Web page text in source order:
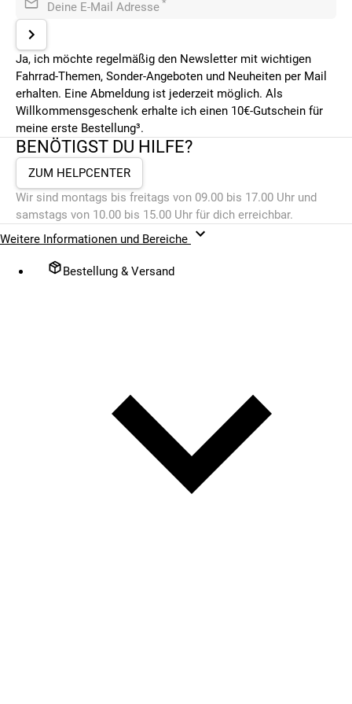
Deine E-Mail Adresse *
Ja, ich möchte regelmäßig den Newsletter mit wichtigen
Fahrrad-Themen, Sonder-Angeboten und Neuheiten per Mail
erhalten. Eine Abmeldung ist jederzeit möglich. Als
Willkommensgeschenk erhalte ich einen 10€-Gutschein für
meine erste Bestellung³.
BENÖTIGST DU HILFE?
ZUM HELPCENTER
Wir sind montags bis freitags von 09.00 bis 17.00 Uhr und
samstags von 10.00 bis 15.00 Uhr für dich erreichbar.
Weitere Informationen und Bereiche
Bestellung & Versand